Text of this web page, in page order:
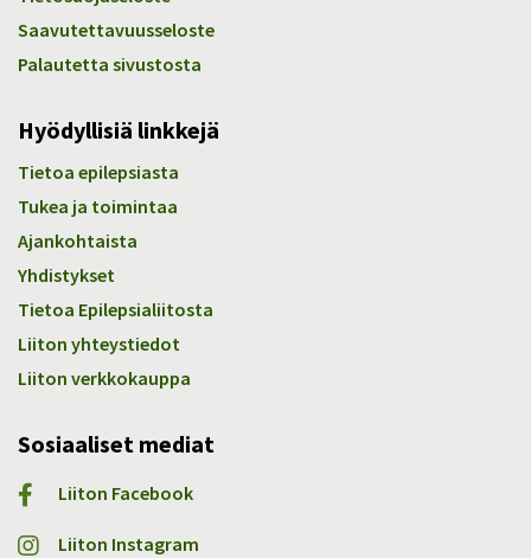
Saavutettavuusseloste
Palautetta sivustosta
Hyödyllisiä linkkejä
Tietoa epilepsiasta
Tukea ja toimintaa
Ajankohtaista
Yhdistykset
Tietoa Epilepsialiitosta
Liiton yhteystiedot
Liiton verkkokauppa
Sosiaaliset mediat
Liiton Facebook
Liiton Instagram